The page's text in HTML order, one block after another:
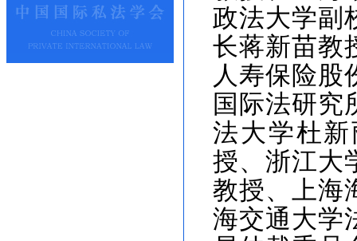
政法大学副
长蒋新苗教
人寿保险股
国际法研究
法大学杜
授、浙江大
教授、上海
海交通大学